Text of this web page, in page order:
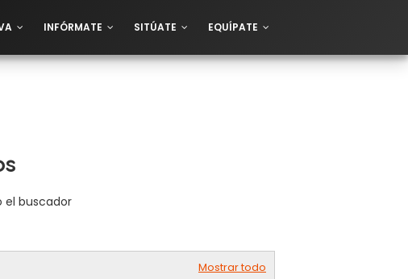
INFÓRMATE SITÚATE EQUÍPATE
el buscador
Mostrar todo